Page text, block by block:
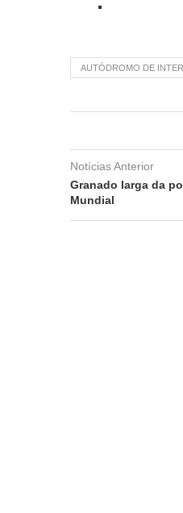
AUTÓDROMO DE
Notícias Anterior
Granado larga da
Mundial